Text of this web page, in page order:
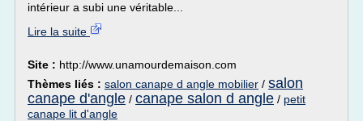
intérieur a subi une véritable...
Lire la suite
Site : http://www.unamourdemaison.com
Thèmes liés : salon canape d angle mobilier / salon
canape d'angle / canape salon d angle / petit
canape lit d'angle